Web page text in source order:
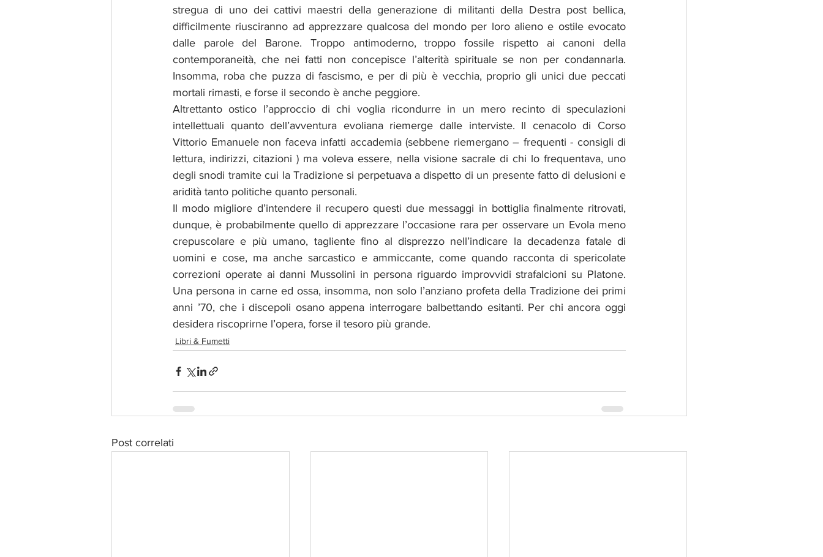
stregua di uno dei cattivi maestri della generazione di militanti della Destra post bellica,
difficilmente riusciranno ad apprezzare qualcosa del mondo per loro alieno e ostile evocato
dalle parole del Barone. Troppo antimoderno, troppo fossile rispetto ai canoni della
contemporaneità, che nei fatti non concepisce l’alterità spirituale se non per condannarla.
Insomma, roba che puzza di fascismo, e per di più è vecchia, proprio gli unici due peccati
mortali rimasti, e forse il secondo è anche peggiore.
Altrettanto ostico l’approccio di chi voglia ricondurre in un mero recinto di speculazioni
intellettuali quanto dell’avventura evoliana riemerge dalle interviste. Il cenacolo di Corso
Vittorio Emanuele non faceva infatti accademia (sebbene riemergano – frequenti - consigli di
lettura, indirizzi, citazioni ) ma voleva essere, nella visione sacrale di chi lo frequentava, uno
degli snodi tramite cui la Tradizione si perpetuava a dispetto di un presente fatto di delusioni e
aridità tanto politiche quanto personali.
Il modo migliore d’intendere il recupero questi due messaggi in bottiglia finalmente ritrovati,
dunque, è probabilmente quello di apprezzare l’occasione rara per osservare un Evola meno
crepuscolare e più umano, tagliente fino al disprezzo nell’indicare la decadenza fatale di
uomini e cose, ma anche sarcastico e ammiccante, come quando racconta di spericolate
correzioni operate ai danni Mussolini in persona riguardo improvvidi strafalcioni su Platone.
Una persona in carne ed ossa, insomma, non solo l’anziano profeta della Tradizione dei primi
anni ’70, che i discepoli osano appena interrogare balbettando esitanti. Per chi ancora oggi
desidera riscoprirne l’opera, forse il tesoro più grande.
Libri & Fumetti
Post correlati